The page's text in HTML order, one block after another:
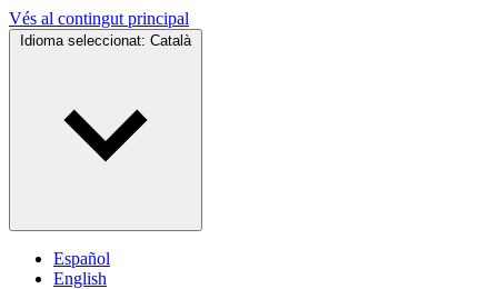
Vés al contingut principal
Idioma seleccionat: Català
Español
English